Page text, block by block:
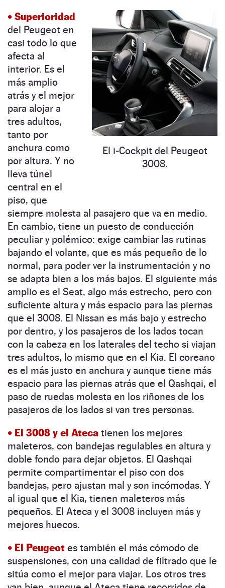
El i-Cockpit del Peugeot
3008.
• Superioridad
del Peugeot en
casi todo lo que
afecta al
interior. Es el
más amplio
atrás y el mejor
para alojar a
tres adultos,
tanto por
anchura como
por altura. Y no
lleva túnel
central en el
piso, que
siempre molesta al pasajero que va en medio.
En cambio, tiene un puesto de conducción
pecu­liar y polémico: exige cambiar las rutinas
bajando el volante, que es más pequeño de lo
normal, para poder ver la instrumentación y no
se adapta bien a los más bajos. El siguiente más
amplio es el Seat, algo más estrecho, pero con
suficiente altura y más espacio para las piernas
que el 3008. El Nissan es más bajo y estrecho
por dentro, y los pasajeros de los lados tocan
con la cabeza en los laterales del techo si viajan
tres adultos, lo mismo que en el Kia. El coreano
es el más justo en anchura y aunque tiene más
espacio para las piernas atrás que el Qashqai, el
paso de ruedas molesta en los riñones de los
pasajeros de los lados si van tres personas.
• El 3008 y el Ateca tienen los mejores
maleteros, con bandejas regulables en altura y
doble fondo para dejar objetos. El Qashqai
permite compartimentar el piso con dos
bandejas, pero ajustan mal y son incómodas. Y
al igual que el Kia, tienen maleteros más
pequeños. El Ateca y el 3008 incluyen más y
mejores huecos.
• El Peugeot es también el más cómodo de
suspensiones, con una calidad de filtrado que le
sitúa como el mejor para viajar. Los otros tres